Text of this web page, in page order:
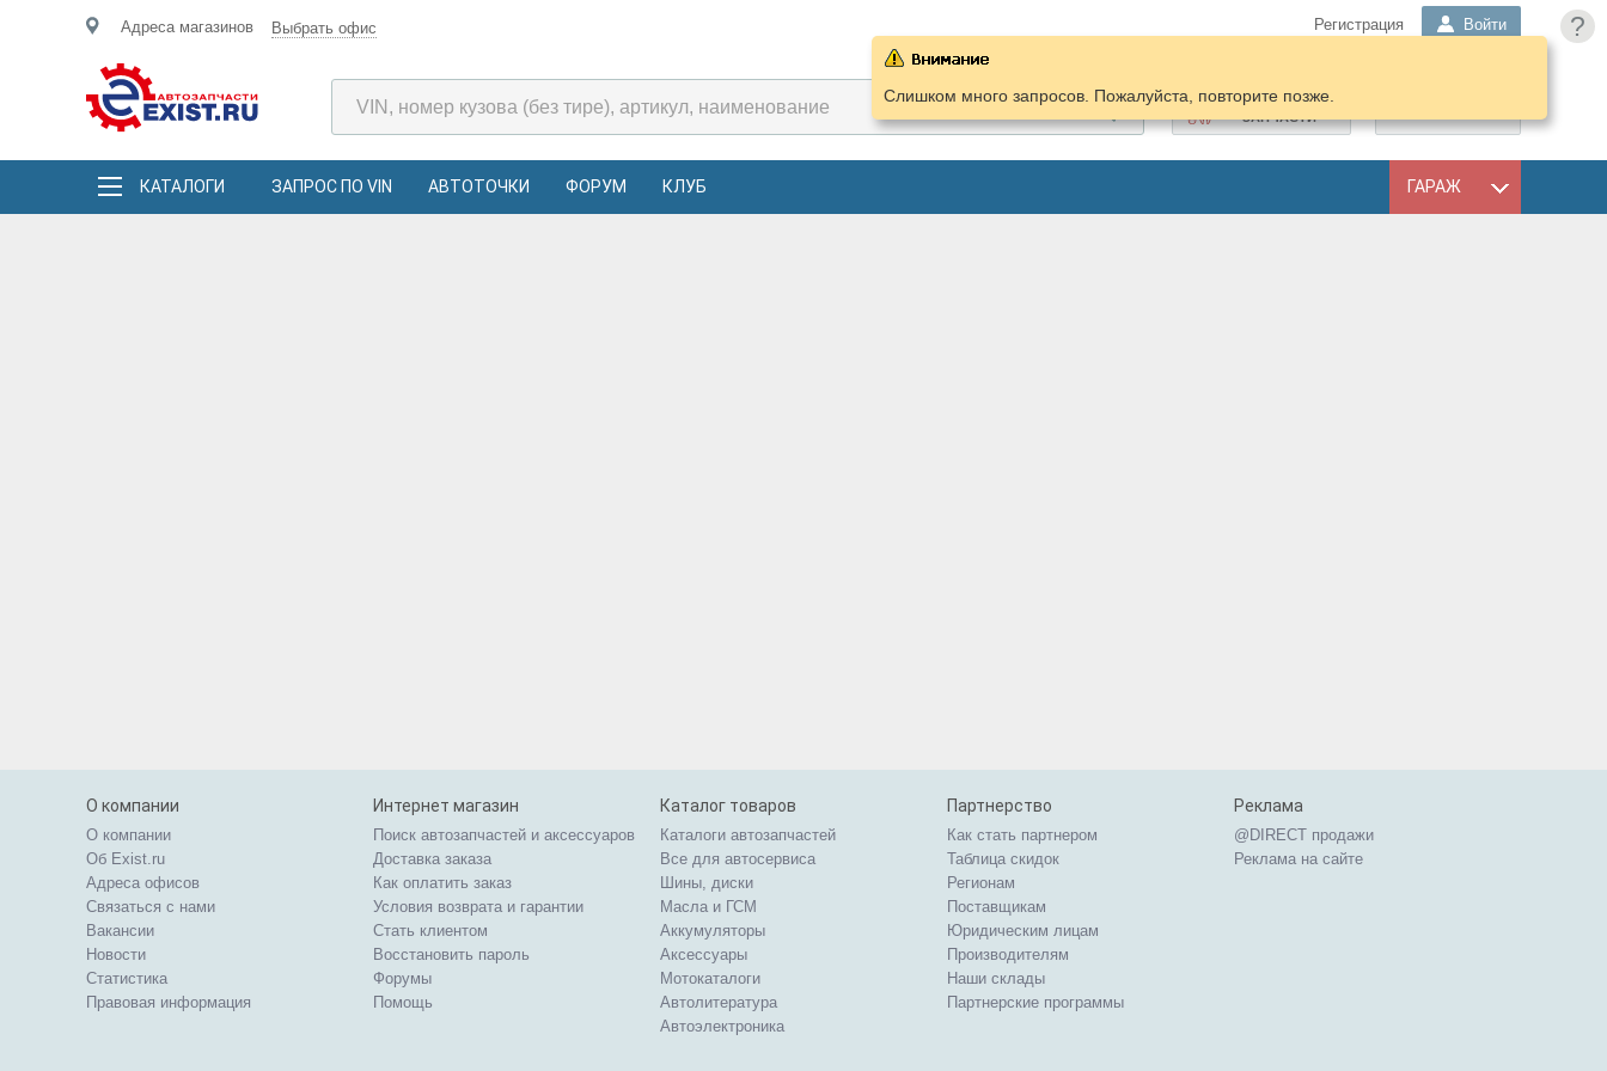
?
Адреса магазинов Выбрать офис Регистрация Войти
ПОДОБРАТЬ
ЗАПЧАСТИ
КАТАЛОГИ ЗАПРОС ПО VIN АВТОТОЧКИ ФОРУМ КЛУБ ГАРАЖ
Слишком много запросов. Пожалуйста, повторите позже.
О компании
О компании
Об Exist.ru
Адреса офисов
Связаться с нами
Вакансии
Новости
Статистика
Правовая информация
Интернет магазин
Поиск автозапчастей и аксессуаров
Доставка заказа
Как оплатить заказ
Условия возврата и гарантии
Стать клиентом
Восстановить пароль
Форумы
Помощь
Каталог товаров
Каталоги автозапчастей
Все для автосервиса
Шины, диски
Масла и ГСМ
Аккумуляторы
Аксессуары
Мотокаталоги
Автолитература
Автоэлектроника
Партнерство
Как стать партнером
Таблица скидок
Регионам
Поставщикам
Юридическим лицам
Производителям
Наши склады
Партнерские программы
Реклама
@DIRECT продажи
Реклама на сайте